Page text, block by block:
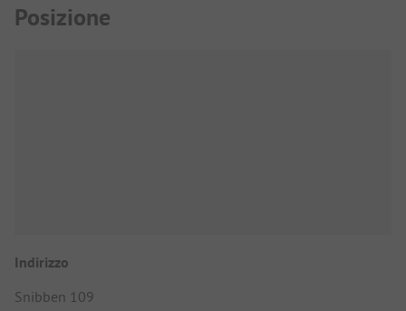
Posizione
Indirizzo
Snibben 109